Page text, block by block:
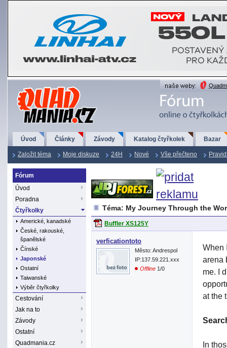
QuadMania.cz
Úvod Články Závody Katalog čtyřkolek Bazar
Založit téma Moje diskuze 24H Nové Vše přečteno
Fórum
Úvod
Poradna
Čtyřkolky
Americké, kanadské
České, rakouské,
španělské
Čínské
Japonské
Ostatní
Taiwanské
Výběr čtyřkolky
Cestování
Jak na to
Závody
Ostatní
Quadmania.cz
Téma: My Journey Through the
Buffler XS125Y
verficationtoto
Město: Andrespol
IP:137.59.221.xxx
Offline 1/0
When
arena
me. I
at the
In